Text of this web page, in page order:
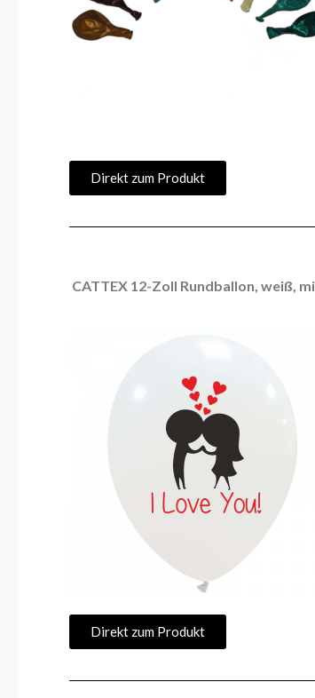
Direkt zum Produkt
CATTEX 12-Zoll Rundballon, weiß,
Direkt zum Produkt